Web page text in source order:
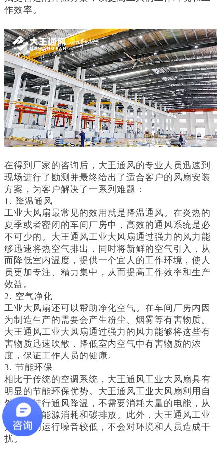
作效率。
在得到厂家的咨询后，大王通风的专业人员迅速到
现场进行了勘测并最终给出了适合客户的风扇安装
方案，为客户解决了一系列难题：
1. 降温通风
工业大风扇最常见的效用就是降温通风。在炎热的
夏季或者密闭的车间厂房中，高效的通风系统是必
不可少的。大王通风工业大风扇通过强力的风力能
够迅速将热空气排出，同时将新鲜的空气引入，从
而降低室内温度，提供一个宜人的工作环境，使人
员更加专注、精力集中，从而提高工作效率和生产
效益。
2. 空气净化
工业大风扇还可以帮助净化空气。在车间厂房内因
为制造生产的需要会产生粉尘、烟雾等有害物质。
大王通风工业大风扇通过强力的风力能够将这些有
害物质迅速吹散，降低室内空气中有害物质的浓
度，保证工作人员的健康。
3. 节能环保
相比于传统的空调系统，大王通风工业大风扇具有
明显的节能环保优势。大王通风工业大风扇利用自
然风力进行通风降温，不需要消耗大量的电能，从
而减少了能源消耗和碳排放。此外，大王通风工业
大风扇的运行噪音较低，不会对环境和人员造成干
扰。